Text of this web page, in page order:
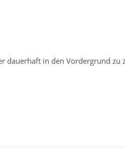
in den Vordergrund zu